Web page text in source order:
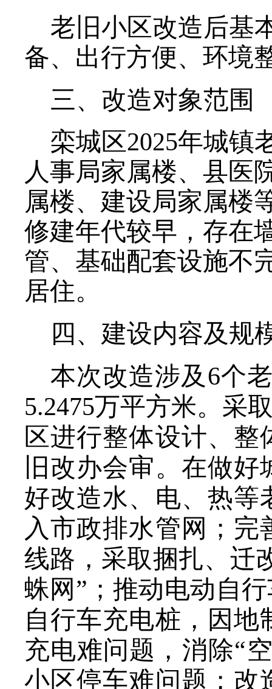
老旧小区改造后基
备、出行方便、环境
三、改造对象范围
栾城区2025年城镇
人事局家属楼、县医
属楼、建设局家属楼
修建年代较早，存在
管、基础配套设施不
居住。
四、建设内容及规
本次改造涉及 6个
5.2475万平方米。采
区进行整体设计、
旧改办会审。在做
好改造水、电、热等
入市政排水管网；
线路，采取捆扎、迁
蛛网”；推动电动自
自行车充电桩，因
充电难问题，消除“
小区停车难问题；改